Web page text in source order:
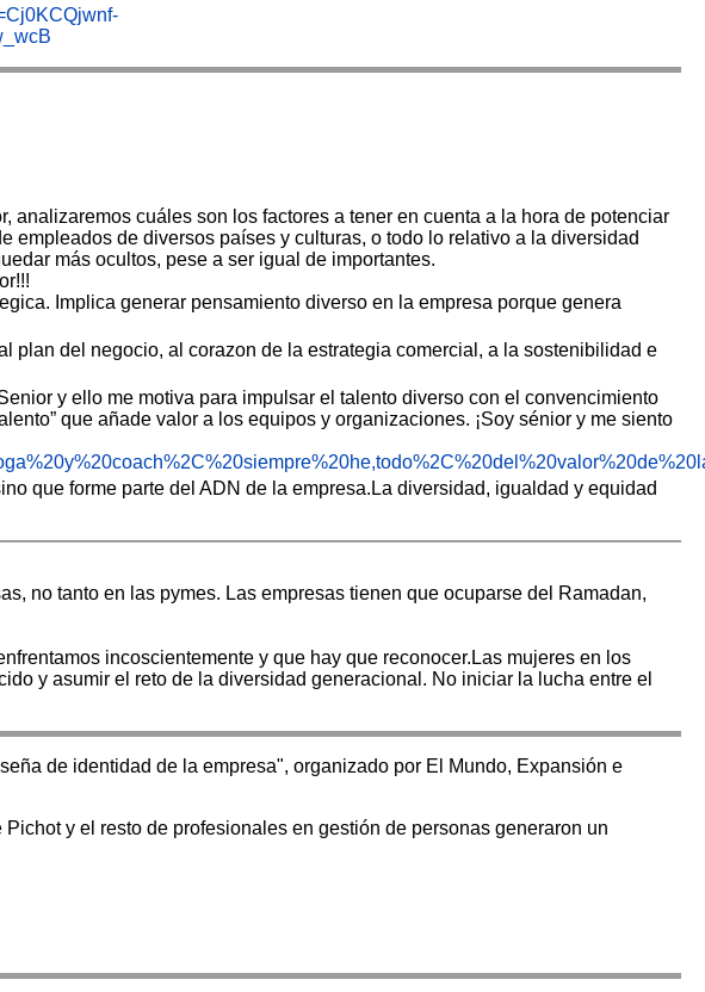
cuáles son los factores a tener en cuenta a la hora de potenciar
empleados de diversos países y culturas, o todo lo relativo a la diversidad
más ocultos, pese a ser igual de importantes.
Implica generar pensamiento diverso en la empresa porque genera
del negocio, al corazon de la estrategia comercial, a la sostenibilidad e
y ello me motiva para impulsar el talento diverso con el convencimiento
que añade valor a los equipos y organizaciones. ¡Soy sénior y me siento
que forme parte del ADN de la empresa.La diversidad, igualdad y equidad
no tanto en las pymes. Las empresas tienen que ocuparse del Ramadan,
incoscientemente y que hay que reconocer.Las mujeres en los
y asumir el reto de la diversidad generacional. No iniciar la lucha entre el
de identidad de la empresa", organizado por El Mundo, Expansión e
y el resto de profesionales en gestión de personas generaron un